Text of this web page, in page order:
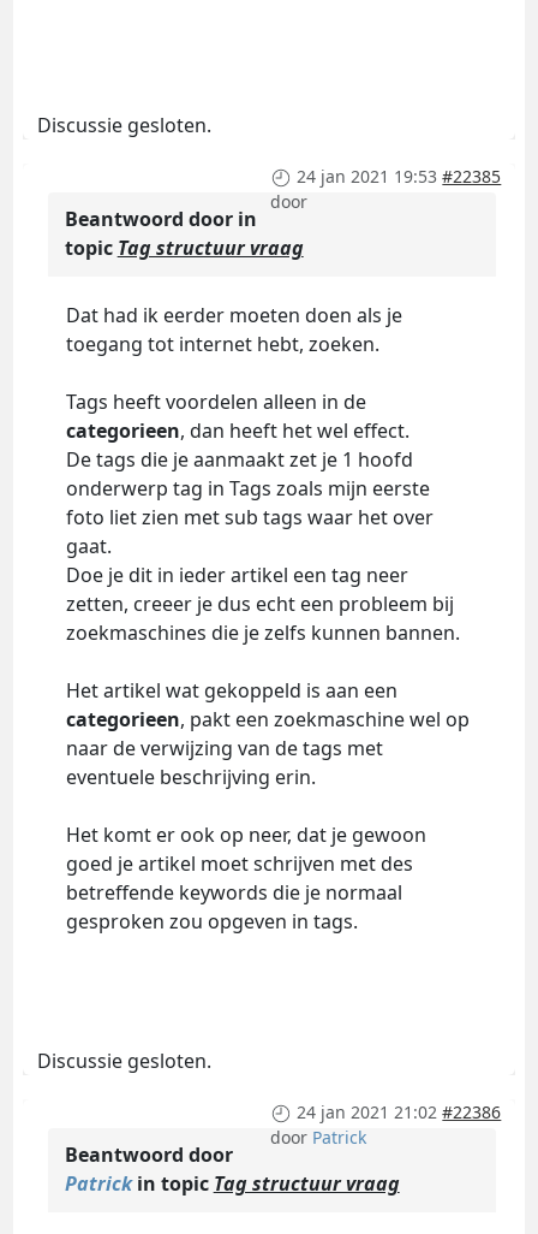
Discussie gesloten.
24 jan 2021 19:53 #22385
door
Beantwoord door in
topic Tag structuur vraag
Dat had ik eerder moeten doen als je
toegang tot internet hebt, zoeken.
Tags heeft voordelen alleen in de
categorieen, dan heeft het wel effect.
De tags die je aanmaakt zet je 1 hoofd
onderwerp tag in Tags zoals mijn eerste
foto liet zien met sub tags waar het over
gaat.
Doe je dit in ieder artikel een tag neer
zetten, creeer je dus echt een probleem bij
zoekmaschines die je zelfs kunnen bannen.
Het artikel wat gekoppeld is aan een
categorieen, pakt een zoekmaschine wel op
naar de verwijzing van de tags met
eventuele beschrijving erin.
Het komt er ook op neer, dat je gewoon
goed je artikel moet schrijven met des
betreffende keywords die je normaal
gesproken zou opgeven in tags.
Discussie gesloten.
24 jan 2021 21:02 #22386
door Patrick
Beantwoord door
Patrickin topic Tag structuur vraag